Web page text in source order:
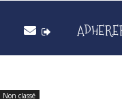
Non classé